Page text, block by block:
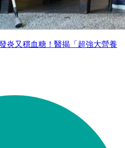
炎又穩血糖！醫揭「超強大營養